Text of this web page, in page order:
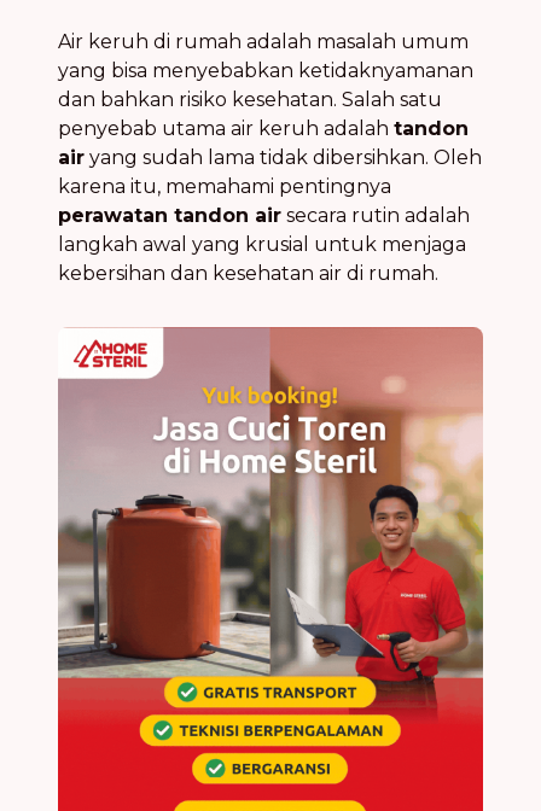
Air keruh di rumah adalah masalah umum
yang bisa menyebabkan ketidaknyamanan
dan bahkan risiko kesehatan. Salah satu
penyebab utama air keruh adalah tandon
air yang sudah lama tidak dibersihkan. Oleh
karena itu, memahami pentingnya
perawatan tandon air secara rutin adalah
langkah awal yang krusial untuk menjaga
kebersihan dan kesehatan air di rumah.